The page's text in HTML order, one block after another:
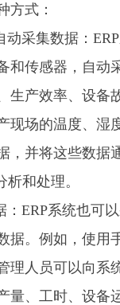
方式：
动采集数据：
和传感器，自动
生产效率、设备
现场的温度、湿
，并将这些数据
析和处理。
：ERP系统也可
据。例如，使用
理人员可以向系
量、工时、设备